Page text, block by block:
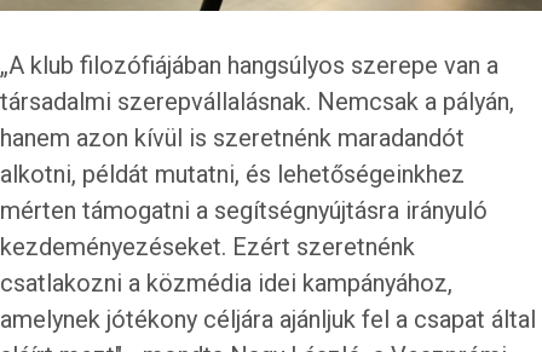
„A klub filozófiájában hangsúlyos szerepe van a
társadalmi szerepvállalásnak. Nemcsak a pályán,
hanem azon kívül is szeretnénk maradandót
alkotni, példát mutatni, és lehetőségeinkhez
mérten támogatni a segítségnyújtásra irányuló
kezdeményezéseket. Ezért szeretnénk
csatlakozni a közmédia idei kampányához,
amelynek jótékony céljára ajánljuk fel a csapat által